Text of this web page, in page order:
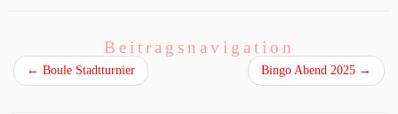
Beitragsnavigation
← Boule Stadtturnier Bingo Abend 2025 →